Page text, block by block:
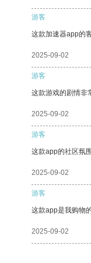
游客
这款加速器app的
2025-09-02
游客
这款游戏的剧情非
2025-09-02
游客
这款app的社区氛
2025-09-02
游客
这款app是我购物
2025-09-02